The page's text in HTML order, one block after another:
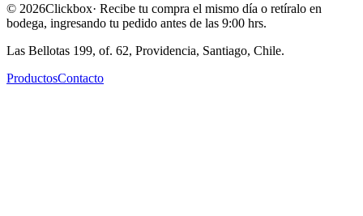
© 2026Clickbox· Recibe tu compra el mismo día o retíralo en
bodega, ingresando tu pedido antes de las 9:00 hrs.
Las Bellotas 199, of. 62, Providencia, Santiago, Chile.
ProductosContacto